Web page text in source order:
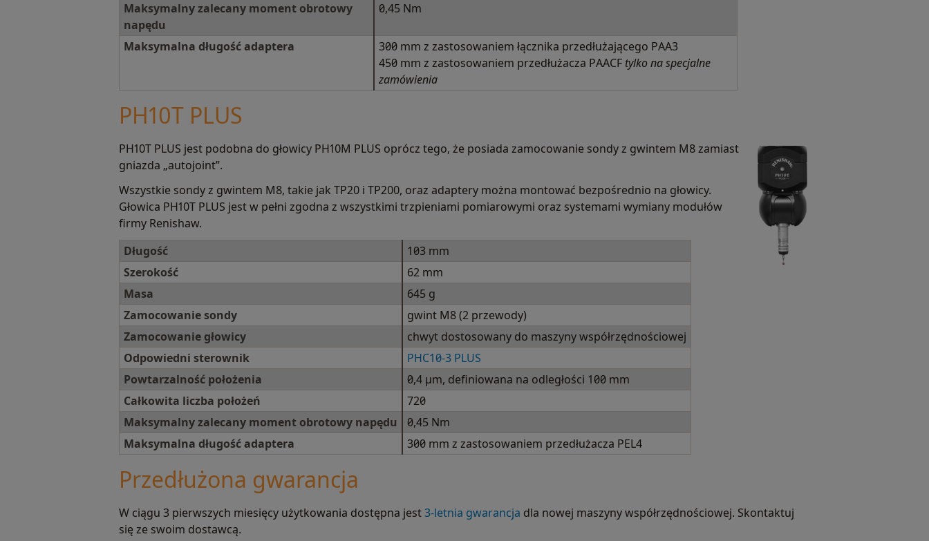
Maksymalny zalecany moment obrotowy
napędu
0,45 Nm
Maksymalna długość adaptera
300 mm z zastosowaniem łącznika przedłużającego PAA3
450 mm z zastosowaniem przedłużacza PAACF tylko na specjalne
zamówienia
PH10T PLUS
PH10T PLUS jest podobna do głowicy PH10M PLUS oprócz tego, że posiada zamocowanie sondy z gwintem M8 zamiast
gniazda „autojoint”.
Wszystkie sondy z gwintem M8, takie jak TP20 i TP200, oraz adaptery można montować bezpośrednio na głowicy.
Głowica PH10T PLUS jest w pełni zgodna z wszystkimi trzpieniami pomiarowymi oraz systemami wymiany modułów
firmy Renishaw.
Długość
103 mm
Szerokość
62 mm
Masa
645 g
Zamocowanie sondy
gwint M8 (2 przewody)
Zamocowanie głowicy
chwyt dostosowany do maszyny współrzędnościowej
Odpowiedni sterownik
PHC10-3 PLUS
Powtarzalność położenia
0,4 µm, definiowana na odległości 100 mm
Całkowita liczba położeń
720
Maksymalny zalecany moment obrotowy napędu
0,45 Nm
Maksymalna długość adaptera
300 mm z zastosowaniem przedłużacza PEL4
Przedłużona gwarancja
W ciągu 3 pierwszych miesięcy użytkowania dostępna jest3-letnia gwarancja dla nowej maszyny współrzędnościowej. Skontaktuj
się ze swoim dostawcą.